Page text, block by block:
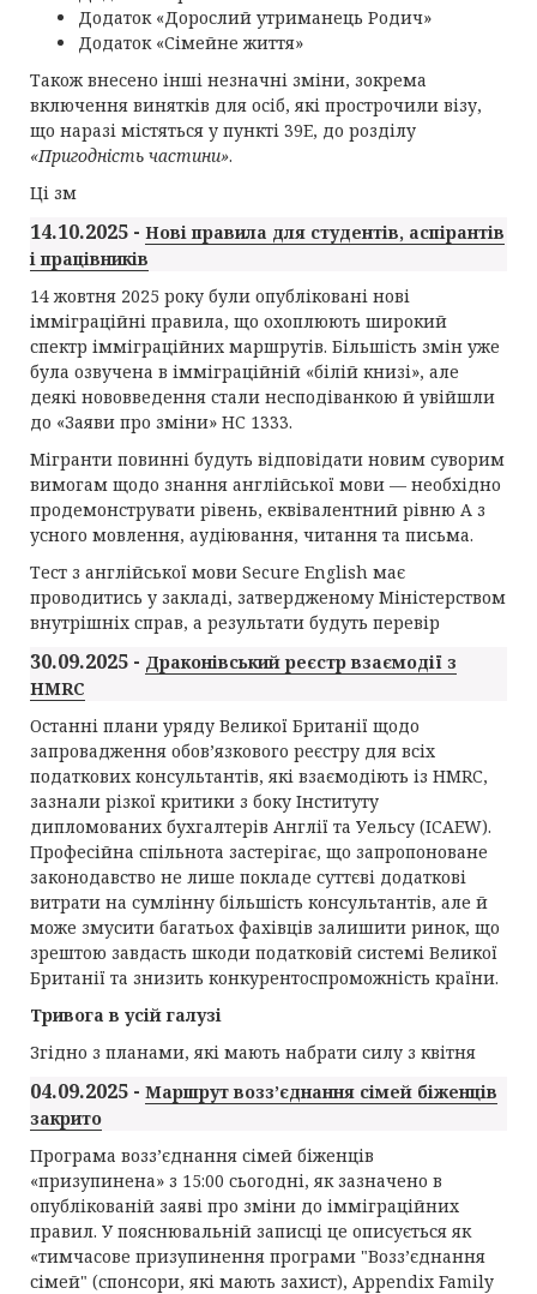
Додаток «Дорослий утриманець Родич»
Додаток «Сімейне життя»
Також внесено інші незначні зміни, зокрема
включення винятків для осіб, які прострочили візу,
що наразі містяться у пункті 39E, до розділу
«Пригодність частини».
Ці зм
14.10.2025 - Нові правила для студентів, аспірантів
і працівників
14 жовтня 2025 року були опубліковані нові
імміграційні правила, що охоплюють широкий
спектр імміграційних маршрутів. Більшість змін уже
була озвучена в імміграційній «білій книзі», але
деякі нововведення стали несподіванкою й увійшли
до «Заяви про зміни» HC 1333.
Мігранти повинні будуть відповідати новим суворим
вимогам щодо знання англійської мови — необхідно
продемонструвати рівень, еквівалентний рівню A з
усного мовлення, аудіювання, читання та письма.
Тест з англійської мови Secure English має
проводитись у закладі, затвердженому Міністерством
внутрішніх справ, а результати будуть перевір
30.09.2025 - Драконівський реєстр взаємодії з
HMRC
Останні плани уряду Великої Британії щодо
запровадження обов’язкового реєстру для всіх
податкових консультантів, які взаємодіють із HMRC,
зазнали різкої критики з боку Інституту
дипломованих бухгалтерів Англії та Уельсу (ICAEW).
Професійна спільнота застерігає, що запропоноване
законодавство не лише покладе суттєві додаткові
витрати на сумлінну більшість консультантів, але й
може змусити багатьох фахівців залишити ринок, що
зрештою завдасть шкоди податковій системі Великої
Британії та знизить конкурентоспроможність країни.
Тривога в усій галузі
Згідно з планами, які мають набрати силу з квітня
04.09.2025 - Маршрут возз’єднання сімей біженців
закрито
Програма возз’єднання сімей біженців
«призупинена» з 15:00 сьогодні, як зазначено в
опублікованій заяві про зміни до імміграційних
правил. У пояснювальній записці це описується як
«тимчасове призупинення програми "Возз’єднання
сімей" (спонсори, які мають захист), Appendix Family